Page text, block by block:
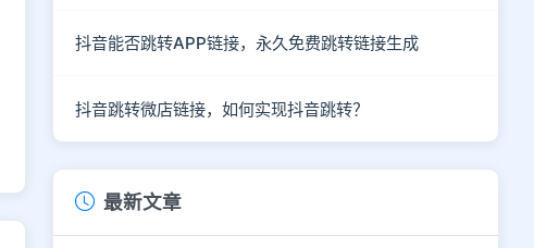
抖音能否跳转APP链接，永久免费跳转链接生成
抖音跳转微店链接，如何实现抖音跳转？
最新文章